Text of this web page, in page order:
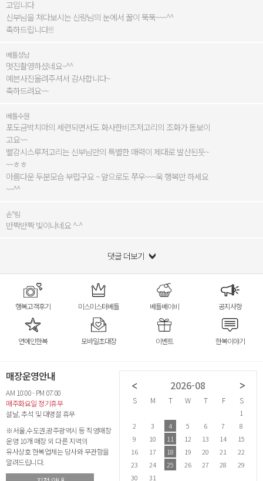
고입니다
신부님을 쳐다보시는 신랑님의 눈에서 꿀이 뚝뚝~~~^^
축하드립니다!!!
베틀성남
멋진촬영하셨네요~^^
예븐사진올려주셔서 감사합니다~
축하드려요~~
베틀수원
포도금박치마의 세련되면서도 화사한비즈저고리의 조화가 돋보이
고요~~
빨강시스루저고리는 신부님만의 특별한 매력이 제대로 발산된듯~
~~ㅎㅎ
아름다운 두분모습 부럽구요 ~ 앞으로도 쭈우~~~욱 행복만 하세요
~~^^
손*림
반짝반짝 빛이나네요 ^-^
댓글 더보기
행복고객후기 미스미스터베틀 베틀베이비 공지사항
연예인한복 모바일초대장 이벤트 한복이야기
매장운영안내
AM 10:00 - PM 07:00
매주화요일 정기휴무
설날, 추석 및 대명절 휴무
※서울,수도권,광주광역시 등 직영매장
운영 10개 매장 외 다른 지역의
유사상호 한복업체는 당사와 무관함을
알려드립니다.
2026-07
S M T W
1
5
7 8 9 10
12
13 14 15 16
19
20 21 22 23 24
26
27 28
2026-08
S M T W T F S
1
2
3 4 5 6 7
8
9
10 11 12 13 14
15
16
17 18 19 20 21
22
23
24 25 26 27 28
29
30
31